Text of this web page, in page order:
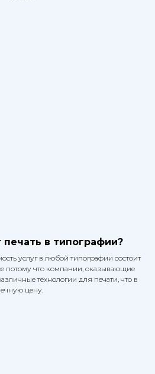
печать в типографии?
услуг в любой типографии состоит
потому что компании, оказывающие
технологии для печати, что в
цену.